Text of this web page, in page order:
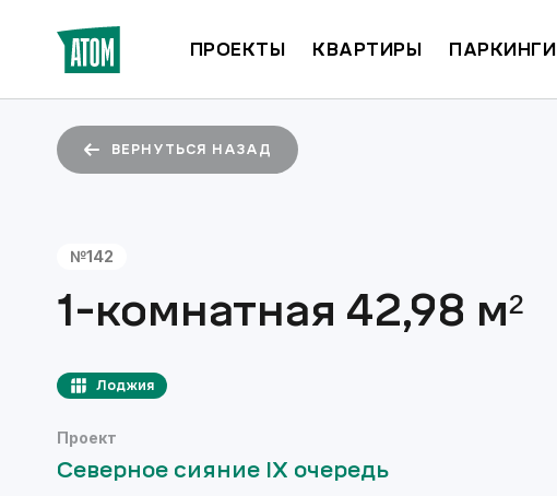
ПРОЕКТЫ КВАРТИРЫ ПАРКИНГИ
ВЕРНУТЬСЯ НАЗАД
№142
1-комнатная 42,98 м²
Лоджия
Проект
Северное сияние IX очередь